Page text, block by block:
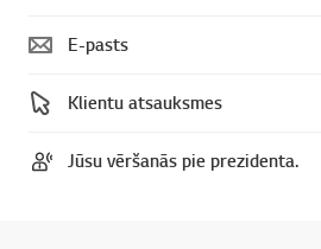
E-pasts
Klientu atsauksmes
Jūsu vēršanās pie prezidenta.